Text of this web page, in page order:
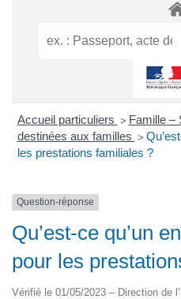
Accueil particuliers > Famille –
destinées aux familles >
les prestations familiales ?
Question-réponse
Qu’est-ce qu’un
pour les
Vérifié le 01/05/2023 – Direction de